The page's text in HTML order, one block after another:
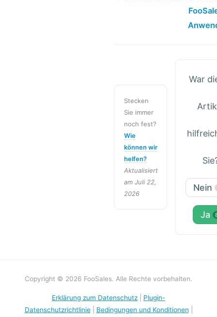
Stecken
Sie immer
noch fest?
Wie
können wir
helfen?
Aktualisiert
am Juli 22,
2026
War
Nein
Ja
Copyright © 2026 FooSales. Alle Rechte vorbehalten.
Erklärung zum Datenschutz
Plugin-
Datenschutzrichtlinie| Bedingungen und Konditionen